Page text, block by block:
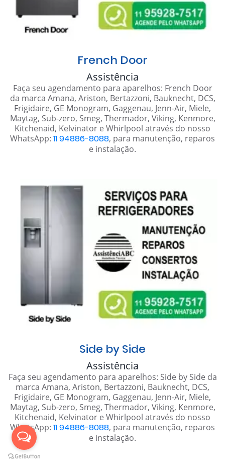
French Door
Assistência
Faça seu agendamento para aparelhos: French Door
da marca Amana, Ariston, Bertazzoni, Bauknecht, DCS,
Frigidaire, GE Monogram, Gaggenau, Jenn-Air, Miele,
Maytag, Sub-zero, Smeg, Thermador, Viking, Kenmore,
Kitchenaid, Kelvinator e Whirlpool através do nosso
WhatsApp: 11 94886-8088, para manutenção, reparos
e instalação.
Side by Side
Assistência
Faça seu agendamento para aparelhos: Side by Side da
marca Amana, Ariston, Bertazzoni, Bauknecht, DCS,
Frigidaire, GE Monogram, Gaggenau, Jenn-Air, Miele,
Maytag, Sub-zero, Smeg, Thermador, Viking, Kenmore,
Kitchenaid, Kelvinator e Whirlpool através do nosso
WhatsApp: 11 94886-8088, para manutenção, reparos
e instalação.